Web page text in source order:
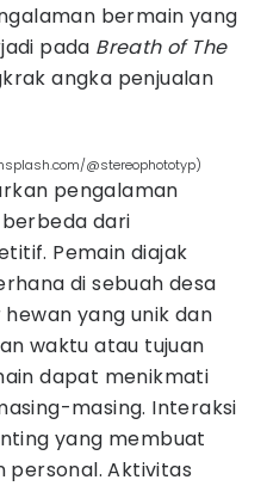
bermain yang
pada Breath of The
angka penjualan
@stereophototyp)
pengalaman
dari
Pemain diajak
di sebuah desa
yang unik dan
waktu atau tujuan
dapat menikmati
masing. Interaksi
yang membuat
personal. Aktivitas